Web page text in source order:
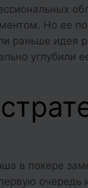
Но ее
раньше
углубили
в покере
очередь